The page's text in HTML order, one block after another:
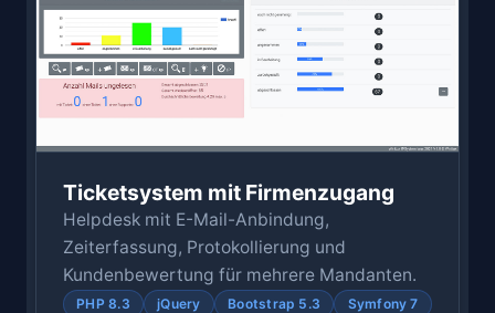
Ticketsystem mit Firmenzugang
Helpdesk mit E-Mail-Anbindung,
Zeiterfassung, Protokollierung und
Kundenbewertung für mehrere Mandanten.
PHP 8.3 jQuery Bootstrap 5.3 Symfony 7